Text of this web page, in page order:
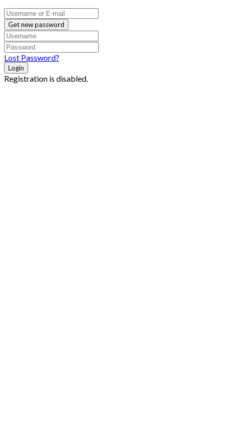
Get new password
Lost Password?
Login
Registration is disabled.